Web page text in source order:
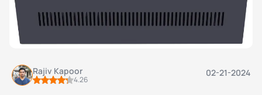
Rajiv Kapoor
4.26
02-21-2024